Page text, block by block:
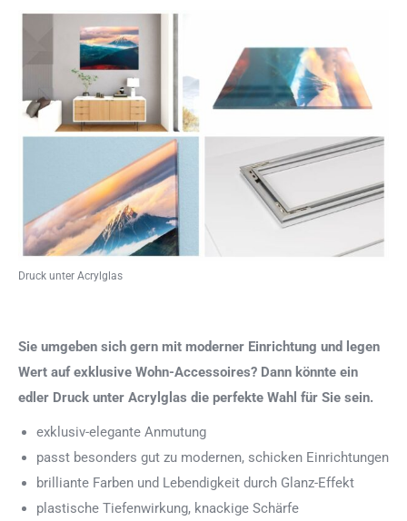
Druck unter Acrylglas
Sie umgeben sich gern mit moderner Einrichtung und legen
Wert auf exklusive Wohn-Accessoires? Dann könnte ein
edler Druck unter Acrylglas die perfekte Wahl für Sie sein.
exklusiv-elegante Anmutung
passt besonders gut zu modernen, schicken Einrichtungen
brilliante Farben und Lebendigkeit durch Glanz-Effekt
plastische Tiefenwirkung, knackige Schärfe